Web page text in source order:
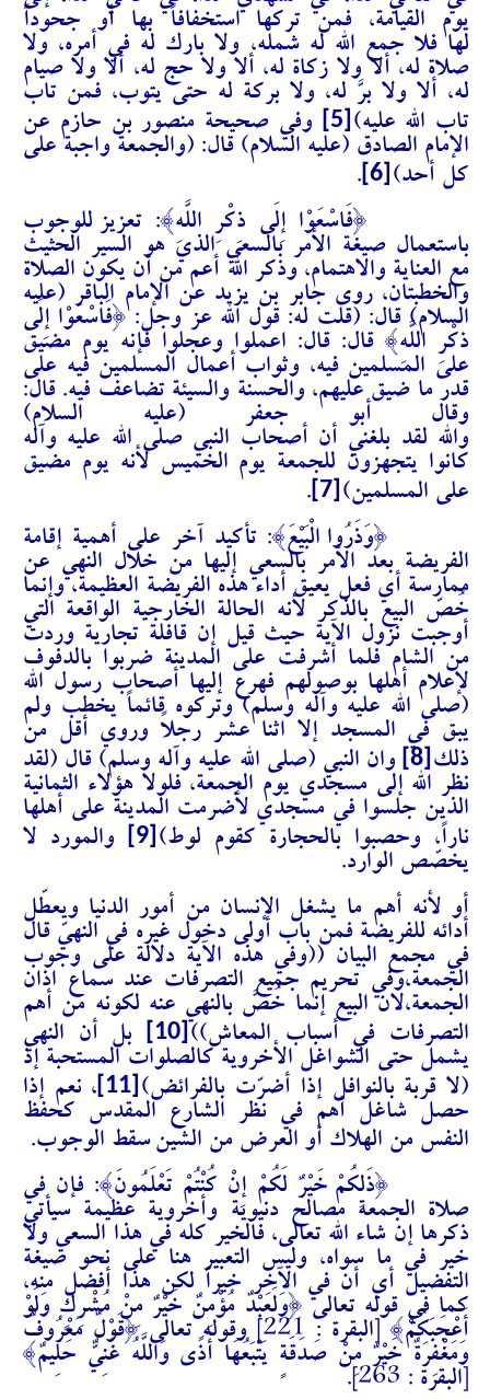
يوم القيامة، فمن تركها استخفافاً بها أو جحوداً
لها فلا جمع الله له شمله، ولا بارك له في أمره، ولا
صلاة له، ألا ولا زكاة له، ألا ولا حج له، ألا ولا صيام
له، ألا ولا برَّ له، ولا بركة له حتى يتوب، فمن تاب
تاب الله عليه)
وفي صحيحة منصور بن حازم عن
الإمام الصادق (عليه السلام) قال: (والجمعة واجبة على
كل أحد)
.
{فَاسْعَوْا إِلَى ذِكْرِ اللَّهِ}: تعزيز للوجوب
باستعمال صيغة الأمر بالسعي الذي هو السير الحثيث
مع العناية والاهتمام، وذكر الله أعم من أن يكون الصلاة
والخطبتان، روى جابر بن يزيد عن الإمام الباقر (عليه
السلام) قال: (قلت له: قول الله عز وجل: {فَاسْعَوْا إِلَى
ذِكْرِ اللَّهِ}قال: قال: اعملوا وعجلوا فإنه يوم مضيق
على المسلمين فيه، وثواب أعمال المسلمين فيه على
قدر ما ضيق عليهم، والحسنة والسيئة تضاعف فيه. قال:
وقال أبو جعفر (عليه السلام)
والله لقد بلغني أن أصحاب النبي صلى الله عليه وآله
كانوا يتجهزون للجمعة يوم الخميس لأنه يوم مضيق
على المسلمين)
.
{وَذَرُوا الْبَيْعَ}: تأكيد آخر على أهمية إقامة
الفريضة بعد الأمر بالسعي إليها من خلال النهي عن
ممارسة أي فعل يعيق أداء هذه الفريضة العظيمة، وإنما
خُصّ البيع بالذكر لأنه الحالة الخارجية الواقعة التي
أوجبت نزول الآية حيث قيل إن قافلة تجارية وردت
من الشام فلما أشرفت على المدينة ضربوا بالدفوف
لإعلام أهلها بوصولهم فهرع إليها أصحاب رسول الله
(صلى الله عليه وآله وسلم) وتركوه قائماً يخطب ولم
يبق في المسجد إلا اثنا عشر رجلاً وروي أقل من
ذلك
وان النبي (صلى الله عليه وآله وسلم) قال (لقد
نظر الله إلى مسجدي يوم الجمعة، فلولا هؤلاء الثمانية
الذين جلسوا في مسجدي لأُضرمت المدينة على أهلها
ناراً، وحصبوا بالحجارة كقوم لوط)
والمورد لا
يخصّص الوارد.
أو لأنه أهم ما يشغل الإنسان من أمور الدنيا ويعطّل
أدائه للفريضة فمن باب أولى دخول غيره في النهيّ قال
في مجمع البيان ((وفي هذه الآية دلالة على وجوب
الجمعة،وفي تحريم جميع التصرفات عند سماع اذان
الجمعة،لان البيع إنما خُصَّ بالنهي عنه لكونه من أهم
التصرفات في أسباب المعاش))
بل أن النهي
يشمل حتى الشواغل الأخروية كالصلوات المستحبة إذ
(لا قربة بالنوافل إذا أضرّت بالفرائض)
، نعم إذا
حصل شاغل أهم في نظر الشارع المقدس كحفظ
النفس من الهلاك أو العرض من الشين سقط الوجوب.
{ذَلِكُمْ خَيْرٌ لَكُمْ إِنْ كُنْتُمْ تَعْلَمُونَ}: فإن في
صلاة الجمعة مصالح دنيوية وأخروية عظيمة سيأتي
ذكرها إن شاء الله تعالى، فالخير كله في هذا السعي ولا
خير في ما سواه، وليس التعبير هنا على نحو صيغة
التفضيل أي أن في الآخر خيراً لكن هذا أفضل منه،
كما في قوله تعالى {وَلَعَبْدٌ مُؤْمِنٌ خَيْرٌ مِنْ مُشْرِكٍ وَلَوْ
أَعْجَبَكُمْ} [البقرة : 221] وقوله تعالى {قَوْلٌ مَعْرُوفٌ
وَمَغْفِرَةٌ خَيْرٌ مِنْ صَدَقَةٍ يَتْبَعُهَا أَذًى وَاللَّهُ غَنِيٌّ حَلِيمٌ}
[البقرة : 263].